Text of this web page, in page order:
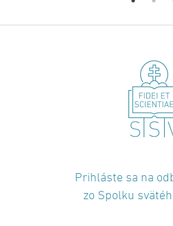
Prihláste sa na
zo Spolku